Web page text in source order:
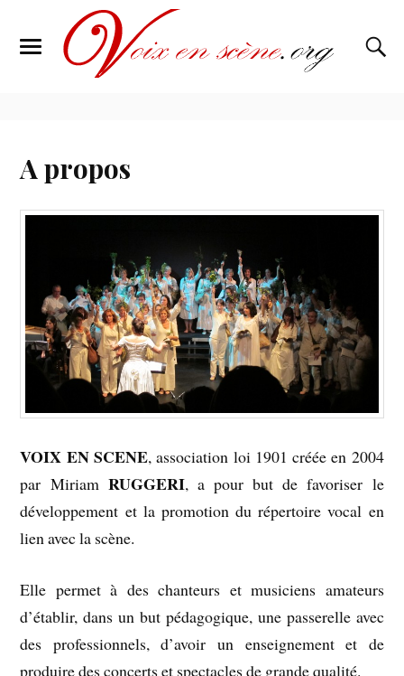
A propos
VOIX EN SCENE, association loi 1901 créée en 2004
par Miriam RUGGERI, a pour but de favoriser le
développement et la promotion du répertoire vocal en
lien avec la scène.
Elle permet à des chanteurs et musiciens amateurs
d’établir, dans un but pédagogique, une passerelle avec
des professionnels, d’avoir un enseignement et de
produire des concerts et spectacles de grande qualité.